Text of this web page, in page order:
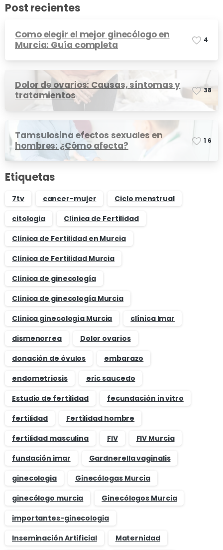
Post recientes
Como elegir el mejor ginecólogo en
Murcia: Guía completa
4
Dolor de ovarios: Causas, síntomas y
tratamientos
38
Tamsulosina efectos sexuales en
hombres: ¿Cómo afecta?
1 6
Etiquetas
7tv cancer-mujer
Ciclo menstrual
citologia
Clínica de Fertilidad
Clínica de Fertilidad en Murcia
Clínica de Fertilidad Murcia
Clínica de ginecología
Clínica de ginecología Murcia
Clínica ginecología Murcia
clínica Imar
dismenorrea
Dolor ovarios
donación de óvulos
embarazo
endometriosis
eric saucedo
Estudio de fertilidad
fecundación in vitro
fertilidad
Fertilidad hombre
fertilidad masculina
FIV
FIV Murcia
fundación imar
Gardnerella vaginalis
ginecologia
Ginecólogas Murcia
ginecólogo murcia
Ginecólogos Murcia
importantes-ginecologia
Inseminación Artificial
Maternidad